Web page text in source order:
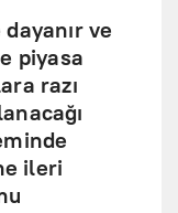
ve
piyasa
razı
ileri